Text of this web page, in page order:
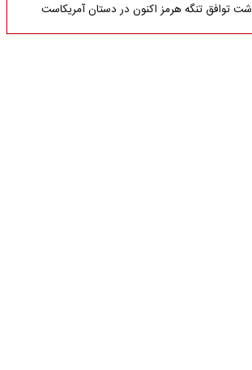
توافق تنگه هرمز اکنون در دستان آمریکاست